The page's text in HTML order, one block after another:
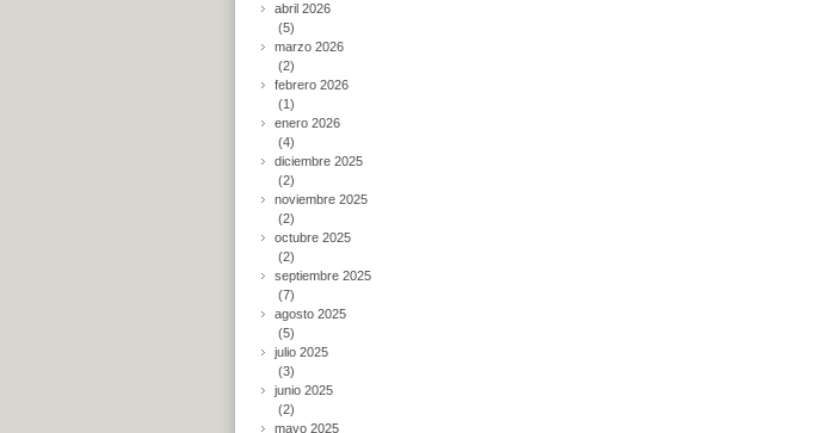
abril 2026
(5)
marzo 2026
(2)
febrero 2026
(1)
enero 2026
(4)
diciembre 2025
(2)
noviembre 2025
(2)
octubre 2025
(2)
septiembre 2025
(7)
agosto 2025
(5)
julio 2025
(3)
junio 2025
(2)
mayo 2025